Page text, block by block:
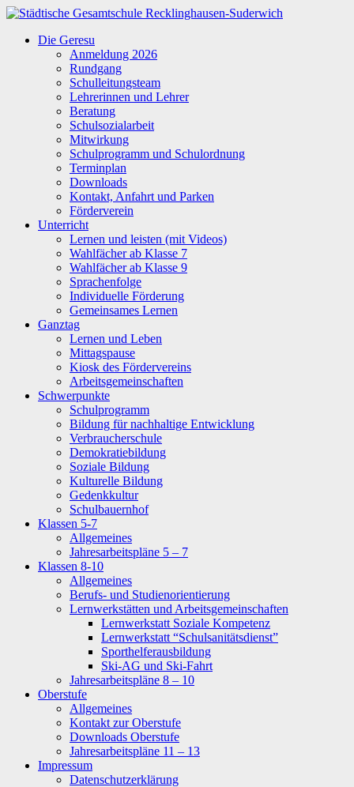
Zum
springen
Städtische
Gesamtschule
Recklinghausen-
Suderwich
Die Geresu
Anmeldung 2026
Rundgang
Schulleitungsteam
Lehrerinnen und Lehrer
Beratung
Schulsozialarbeit
Mitwirkung
Schulprogramm und Schulordnung
Terminplan
Downloads
Kontakt, Anfahrt und Parken
Förderverein
Unterricht
Lernen und leisten (mit Videos)
Wahlfächer ab Klasse 7
Wahlfächer ab Klasse 9
Sprachenfolge
Individuelle Förderung
Gemeinsames Lernen
Ganztag
Lernen und Leben
Mittagspause
Kiosk des Fördervereins
Arbeitsgemeinschaften
Schwerpunkte
Schulprogramm
Bildung für nachhaltige Entwicklung
Verbraucherschule
Demokratiebildung
Soziale Bildung
Kulturelle Bildung
Gedenkkultur
Schulbauernhof
Klassen 5-7
Allgemeines
Jahresarbeitspläne 5 – 7
Klassen 8-10
Allgemeines
Berufs- und Studienorientierung
Lernwerkstätten und Arbeitsgemeinschaften
Lernwerkstatt Soziale Kompetenz
Lernwerkstatt “Schulsanitätsdienst”
Sporthelferausbildung
Ski-AG und Ski-Fahrt
Jahresarbeitspläne 8 – 10
Oberstufe
Allgemeines
Kontakt zur Oberstufe
Downloads Oberstufe
Jahresarbeitspläne 11 – 13
Impressum
Datenschutzerklärung